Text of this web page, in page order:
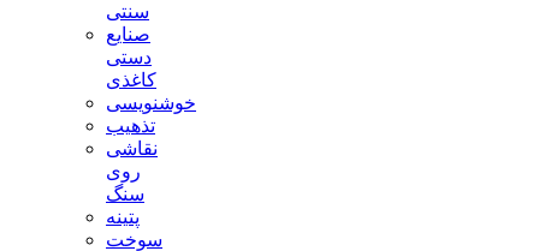
سنتی
صنایع
دستی
کاغذی
خوشنویسی
تذهیب
نقاشی
روی
سنگ
پتینه
سوخت